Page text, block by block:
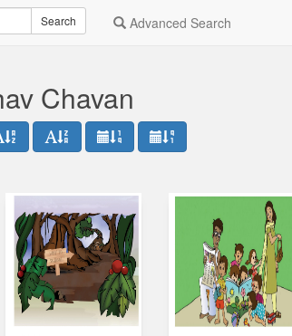
Search Advanced Search
Chavan